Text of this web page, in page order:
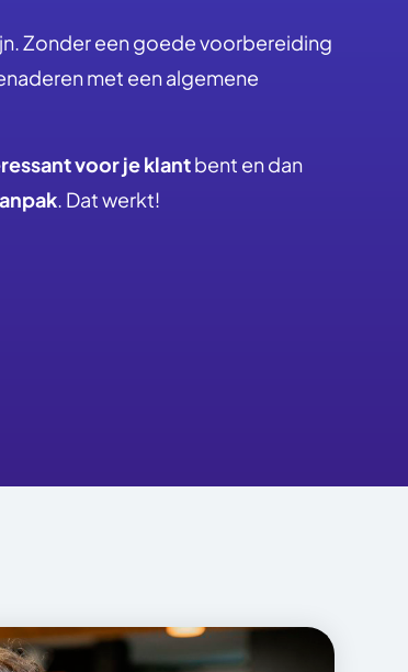
Zonder een goede voorbereiding
met een algemene
voor je klantbent en dan
. Dat werkt!